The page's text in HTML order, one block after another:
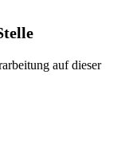
auf dieser